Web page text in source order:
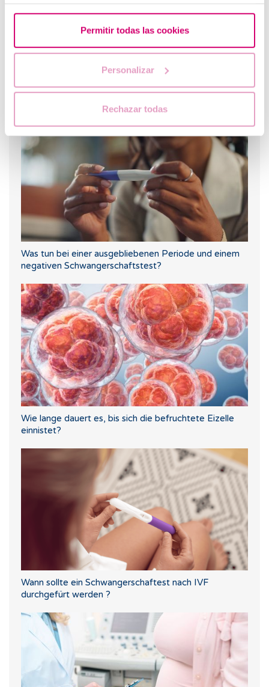
Permitir todas las cookies
Personalizar
Rechazar todas
Was tun bei einer ausgebliebenen Periode und einem
negativen Schwangerschaftstest?
Wie lange dauert es, bis sich die befruchtete Eizelle
einnistet?
Wann sollte ein Schwangerschaftest nach IVF
durchgefürt werden ?